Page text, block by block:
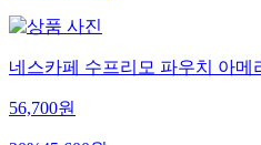
네스카페 수프리모 파우치 아메
56,700원